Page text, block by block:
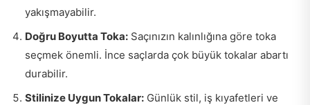
yakışmayabilir.
Doğru Boyutta Toka: Saçınızın kalınlığına göre toka
seçmek önemli. İnce saçlarda çok büyük tokalar abartı
durabilir.
Stilinize Uygun Tokalar: Günlük stil, iş kıyafetleri ve